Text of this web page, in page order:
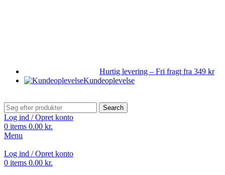
Hurtig levering – Fri fragt fra 349 kr
Kundeoplevelse
Search
Log ind / Opret konto
0 items 0.00 kr.
Menu
Log ind / Opret konto
0 items 0.00 kr.